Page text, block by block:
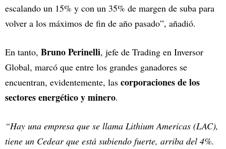
escalando un 15% y con un 35% de margen de suba para
volver a los máximos de fin de año pasado”, añadió.
En tanto, Bruno Perinelli, jefe de Trading en Inversor
Global, marcó que entre los grandes ganadores se
encuentran, evidentemente, las corporaciones de los
sectores energético y minero.
“Hay una empresa que se llama Lithium Americas (LAC),
tiene un Cedear que está subiendo fuerte, arriba del 4%.